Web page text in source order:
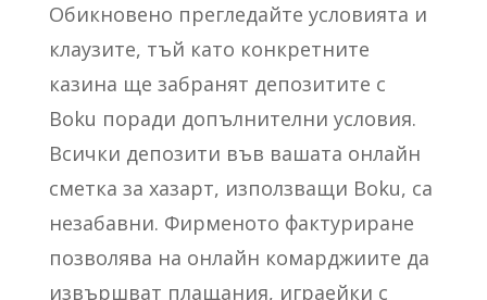
Обикновено прегледайте условията и
клаузите, тъй като конкретните
казина ще забранят депозитите с
Boku поради допълнителни условия.
Всички депозити във вашата онлайн
сметка за хазарт, използващи Boku, са
незабавни. Фирменото фактуриране
позволява на онлайн комарджиите да
извършват плащания, играейки с